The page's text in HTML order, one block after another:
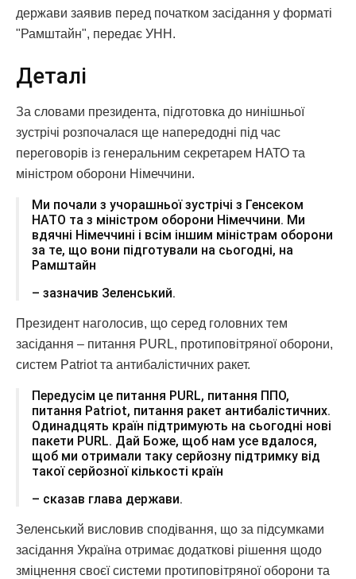
держави заявив перед початком засідання у форматі
"Рамштайн", передає УНН.
Деталі
За словами президента, підготовка до нинішньої
зустрічі розпочалася ще напередодні під час
переговорів із генеральним секретарем НАТО та
міністром оборони Німеччини.
Ми почали з учорашньої зустрічі з Генсеком
НАТО та з міністром оборони Німеччини. Ми
вдячні Німеччині і всім іншим міністрам оборони
за те, що вони підготували на сьогодні, на
Рамштайн
– зазначив Зеленський.
Президент наголосив, що серед головних тем
засідання – питання PURL, протиповітряної оборони,
систем Patriot та антибалістичних ракет.
Передусім це питання PURL, питання ППО,
питання Patriot, питання ракет антибалістичних.
Одинадцять країн підтримують на сьогодні нові
пакети PURL. Дай Боже, щоб нам усе вдалося,
щоб ми отримали таку серйозну підтримку від
такої серйозної кількості країн
– сказав глава держави.
Зеленський висловив сподівання, що за підсумками
засідання Україна отримає додаткові рішення щодо
зміцнення своєї системи протиповітряної оборони та